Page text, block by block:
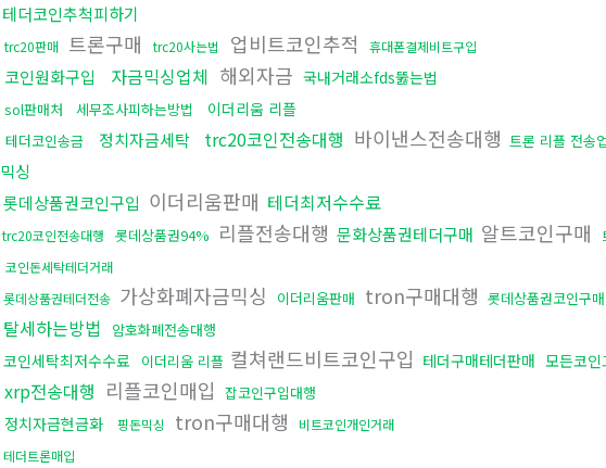
테더코인추척피하기
trc20판매 트론구매 trc20사는법 업비트코인추적 휴대폰결제비트구입
코인원화구입 자금믹싱업체 해외자금 국내거래소fds뚫는법
sol판매처 세무조사피하는방법 이더리움 리플
테더코인송금 정치자금세탁 trc20코인전송대행 바이낸스전송대행 트론 리플 전송
믹싱
롯데상품권코인구입 이더리움판매 테더최저수수료
trc20코인전송대행 롯데상품권94% 리플전송대행 문화상품권테더구매 알트코인구매
코인돈세탁테더거래
롯데상품권테더전송 가상화폐자금믹싱 이더리움판매 tron구매대행 롯데상품권코인구매
탈세하는방법 암호화폐전송대행
코인세탁최저수수료 이더리움 리플 컬쳐랜드비트코인구입 테더구매테더판매 모든코인
xrp전송대행 리플코인매입 잡코인구입대행
정치자금현금화 핑돈믹싱 tron구매대행
비트코인개인거래
테더트론매입